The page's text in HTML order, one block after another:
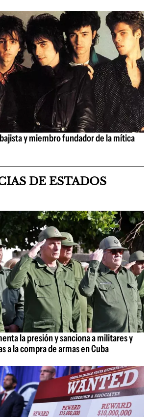
y miembro fundador de la mítica
DE ESTADOS
la presión y sanciona a militares y
a la compra de armas en Cuba